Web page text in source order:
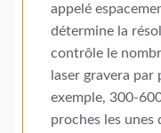
appelé
détermine la
contrôle le
laser gravera par
exemple, 300-
proches les unes